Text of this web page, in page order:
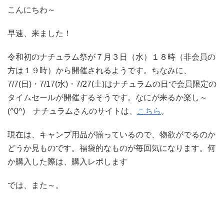
こんにちわ～
早速、来ました！
令和初のナチュラム祭が７月３日（水）１８時（非会員の
方は１９時）から開催されるようです。ちなみに、
7/7(日)・7/17(水)・7/27(土)はナチュラムの日で会員限定の
タイムセールが開催するそうです。なにが来るか楽し～
(^0^) ナチュラムさんのサイトは、
こちら 。
現在は、キャンプ用品が揃っているので、物欲がでるのか
どうか見ものです。福袋的なものが毎回気になります。何
か購入した際は、購入レポします
では、また～。